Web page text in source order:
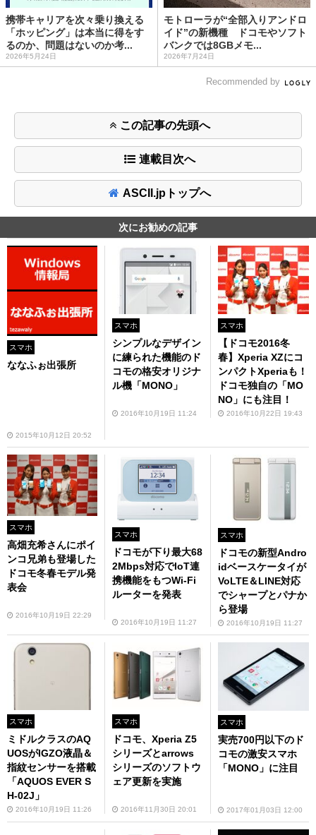
携帯キャリアを次々乗り換える
「ホッピング」は本当に得をす
るのか、問題はないのか考...
2026年5月24日
モトローラが“全部入りアンドロ
イド”の新機種 ドコモやソフト
バンクでは8GBメモ...
2026年7月24日
Recommended by
この記事の先頭へ
連載目次へ
ASCII.jpトップへ
次にお勧めの記事
スマホ
ななふぉ出張所
2015年10月12日 20:52
スマホ
シンプルなデザイン
に練られた機能のド
コモの格安オリジナ
ル機「MONO」
2016年10月19日 11:24
スマホ
【ドコモ2016冬
春】Xperia XZにコ
ンパクトXperiaも！
ドコモ独自の「MO
NO」にも注目！
2016年10月22日 19:43
スマホ
高畑充希さんにポイ
ンコ兄弟も登場した
ドコモ冬春モデル発
表会
2016年10月19日 22:29
スマホ
ドコモが下り最大68
2Mbps対応でIoT連
携機能をもつWi-Fi
ルーターを発表
2016年10月19日 11:27
スマホ
ドコモの新型Andro
idベースケータイが
VoLTE＆LINE対応
でシャープとパナか
ら登場
2016年10月19日 11:27
スマホ
ミドルクラスのAQ
UOSがIGZO液晶＆
指紋センサーを搭載
「AQUOS EVER S
H-02J」
2016年10月19日 11:26
スマホ
ドコモ、Xperia Z5
シリーズとarrows
シリーズのソフトウ
ェア更新を実施
2016年11月30日 20:01
スマホ
実売700円以下のド
コモの激安スマホ
「MONO」に注目
2017年01月03日 12:00